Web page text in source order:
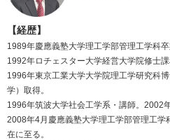
【経歴】
1989年慶應義塾大学理工学部管理工学科卒
1992年ロチェスター大学経営大学院修士課
1996年東京工業大学大学院理工学研究科
学）取得。
1996年筑波大学社会工学系・講師。2002
2008年4月慶應義塾大学理工学部管理工
在に至る。